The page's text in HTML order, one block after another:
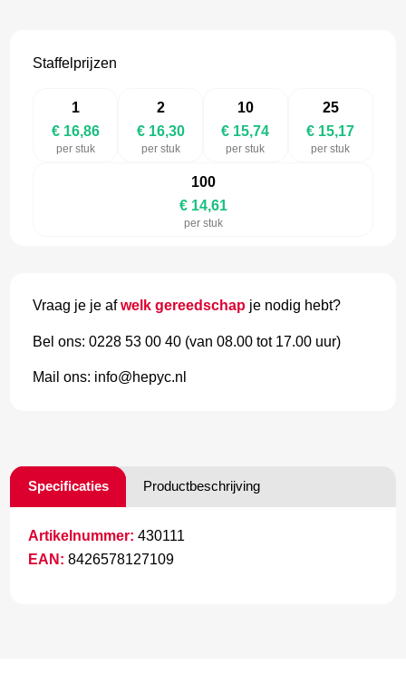
Staffelprijzen
1
€ 16,86
per stuk
2
€ 16,30
per stuk
10
€ 15,74
per stuk
25
€ 15,17
per stuk
100
€ 14,61
per stuk
Vraag je je afwelk gereedschap je nodig hebt?
Bel ons: 0228 53 00 40 (van 08.00 tot 17.00 uur)
Mail ons: info@hepyc.nl
Specificaties Productbeschrijving
Artikelnummer: 430111
EAN: 8426578127109